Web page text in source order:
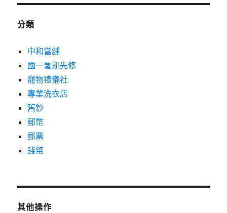
分類
中和當舖
國一暑期先修
寵物禮儀社
專業洗衣店
舊鈔
郵幣
郵票
錢幣
其他操作